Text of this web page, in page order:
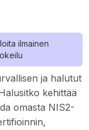
ilmainen
ja halutut
kehittää
omasta NIS2-